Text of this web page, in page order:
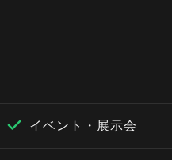
イベント・展示会